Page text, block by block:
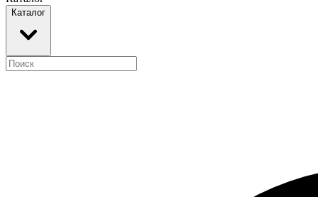
Каталог